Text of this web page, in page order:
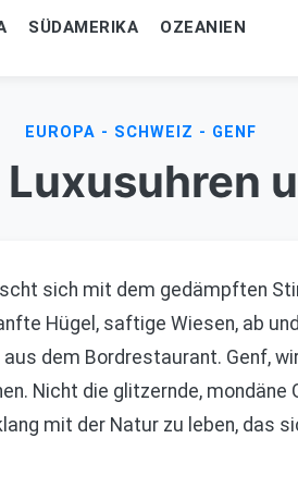
SÜDAMERIKA OZEANIEN
EUROPA - SCHWEIZ - GENF
Luxusuhren
sich mit dem gedämpften
Hügel, saftige Wiesen, ab
dem Bordrestaurant. Genf,
Nicht die glitzernde, mondäne
mit der Natur zu leben, das